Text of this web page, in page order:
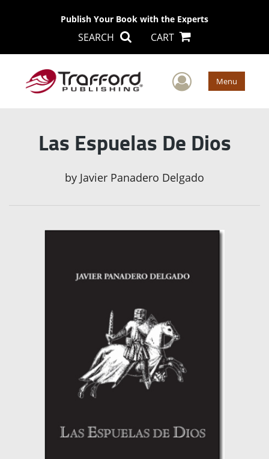
Publish Your Book with the Experts
SEARCH CART
User Menu
Las Espuelas De Dios
by Javier Panadero Delgado